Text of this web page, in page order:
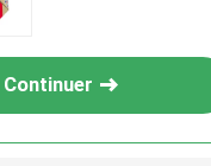
Continuer